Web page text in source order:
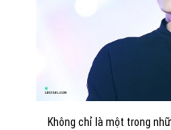
Không chỉ là một trong